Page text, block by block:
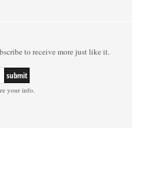
to receive more just like it.
your info.